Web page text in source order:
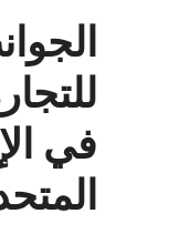
في